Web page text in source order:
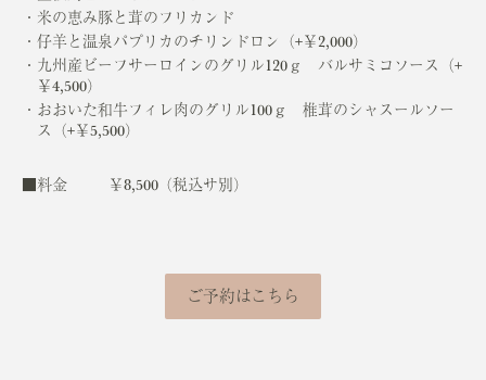
米の恵み豚と茸のフリカンド
仔羊と温泉パプリカのチリンドロン（+￥2,000）
九州産ビーフサーロインのグリル120ｇ バルサミコソース（+
￥4,500）
おおいた和牛フィレ肉のグリル100ｇ 椎茸のシャスールソー
ス（+￥5,500）
■料金 ￥8,500（税込サ別）
ご予約はこちら